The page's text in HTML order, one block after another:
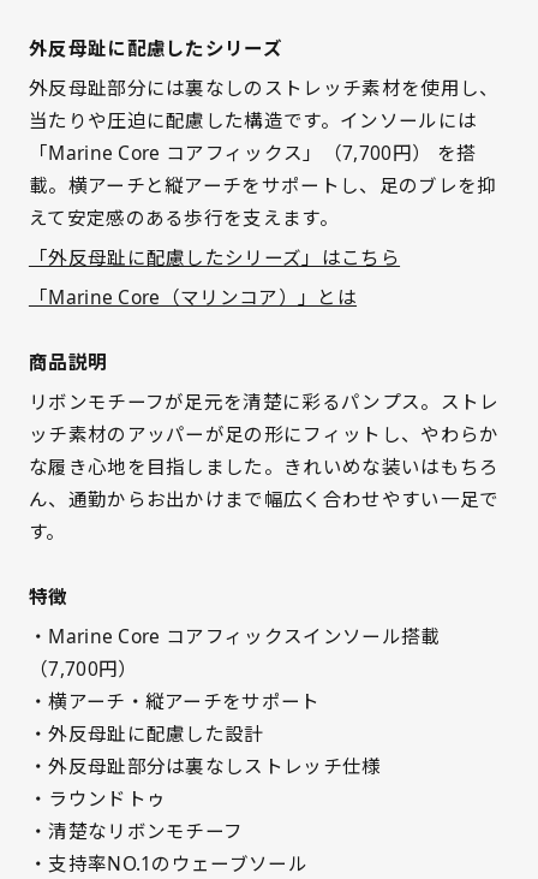
外反母趾に配慮したシリーズ
外反母趾部分には裏なしのストレッチ素材を使用し、
当たりや圧迫に配慮した構造です。インソールには
「Marine Core コアフィックス」（7,700円） を搭
載。横アーチと縦アーチをサポートし、足のブレを抑
えて安定感のある歩行を支えます。
「外反母趾に配慮したシリーズ」はこちら
「Marine Core（マリンコア）」とは
商品説明
リボンモチーフが足元を清楚に彩るパンプス。ストレ
ッチ素材のアッパーが足の形にフィットし、やわらか
な履き心地を目指しました。きれいめな装いはもちろ
ん、通勤からお出かけまで幅広く合わせやすい一足で
す。
特徴
・Marine Core コアフィックスインソール搭載
（7,700円）
・横アーチ・縦アーチをサポート
・外反母趾に配慮した設計
・外反母趾部分は裏なしストレッチ仕様
・ラウンドトゥ
・清楚なリボンモチーフ
・支持率NO.1のウェーブソール